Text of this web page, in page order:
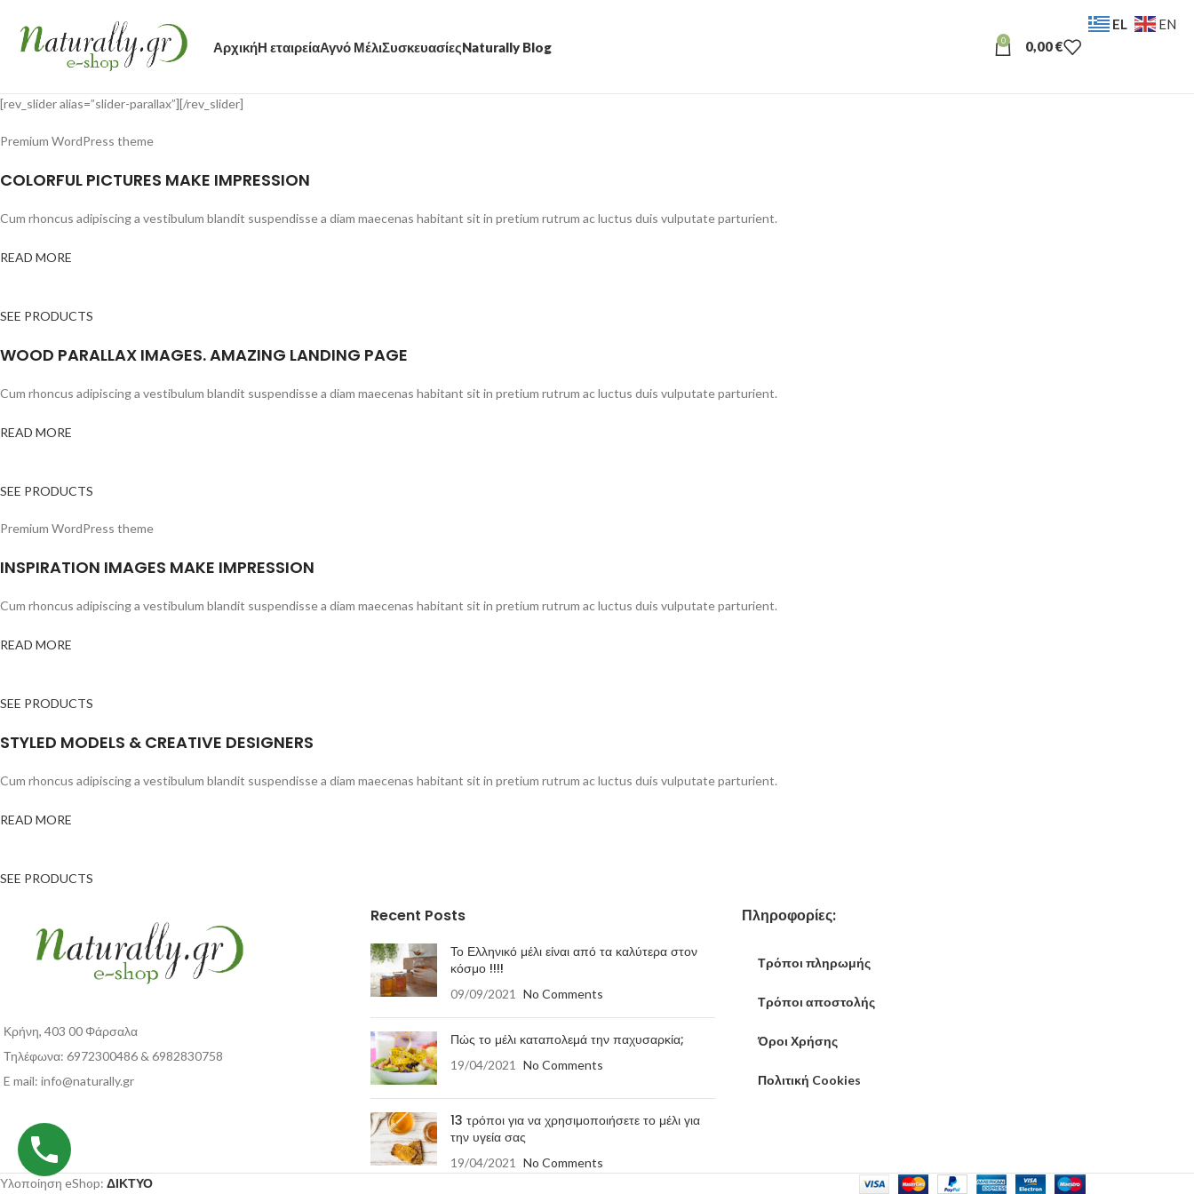
ΑρχικήΗ εταιρείαΑγνό ΜέλιΣυσκευασίεςNaturally Blog 0 0,00€
[rev_slider alias=”slider-parallax”][/rev_slider]
Premium WordPress theme
COLORFUL PICTURES MAKE IMPRESSION
Cum rhoncus adipiscing a vestibulum blandit suspendisse a diam maecenas habitant sit in pretium rutrum ac luctus duis vulputate parturient.
READ MORE
SEE PRODUCTS
WOOD PARALLAX IMAGES. AMAZING LANDING PAGE
Cum rhoncus adipiscing a vestibulum blandit suspendisse a diam maecenas habitant sit in pretium rutrum ac luctus duis vulputate parturient.
READ MORE
SEE PRODUCTS
Premium WordPress theme
INSPIRATION IMAGES MAKE IMPRESSION
Cum rhoncus adipiscing a vestibulum blandit suspendisse a diam maecenas habitant sit in pretium rutrum ac luctus duis vulputate parturient.
READ MORE
SEE PRODUCTS
STYLED MODELS & CREATIVE DESIGNERS
Cum rhoncus adipiscing a vestibulum blandit suspendisse a diam maecenas habitant sit in pretium rutrum ac luctus duis vulputate parturient.
READ MORE
SEE PRODUCTS
Κρήνη, 403 00 Φάρσαλα
Τηλέφωνα: 6972300486 & 6982830758
E mail: info@naturally.gr
Recent Posts
Το Ελληνικό μέλι είναι από τα καλύτερα στον
κόσμο !!!!
09/09/2021 No Comments
Πώς το μέλι καταπολεμά την παχυσαρκία;
19/04/2021 No Comments
13 τρόποι για να χρησιμοποιήσετε το μέλι για
την υγεία σας
19/04/2021 No Comments
Πληροφορίες:
Τρόποι πληρωμής
Τρόποι αποστολής
Όροι Χρήσης
Πολιτική Cookies
Υλοποίηση eShop: ΔΙΚΤΥΟ
EL EN